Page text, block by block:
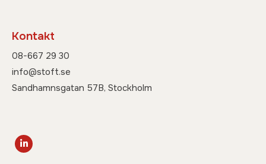
Kontakt
08-667 29 30
info@stoft.se
Sandhamnsgatan 57B, Stockholm